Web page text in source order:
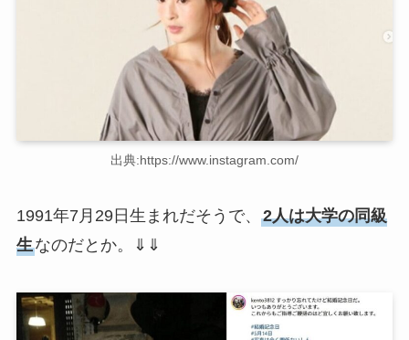
出典:https://www.instagram.com/
1991年7月29日生まれだそうで、 2人は大学の同級
生なのだとか。⇓⇓